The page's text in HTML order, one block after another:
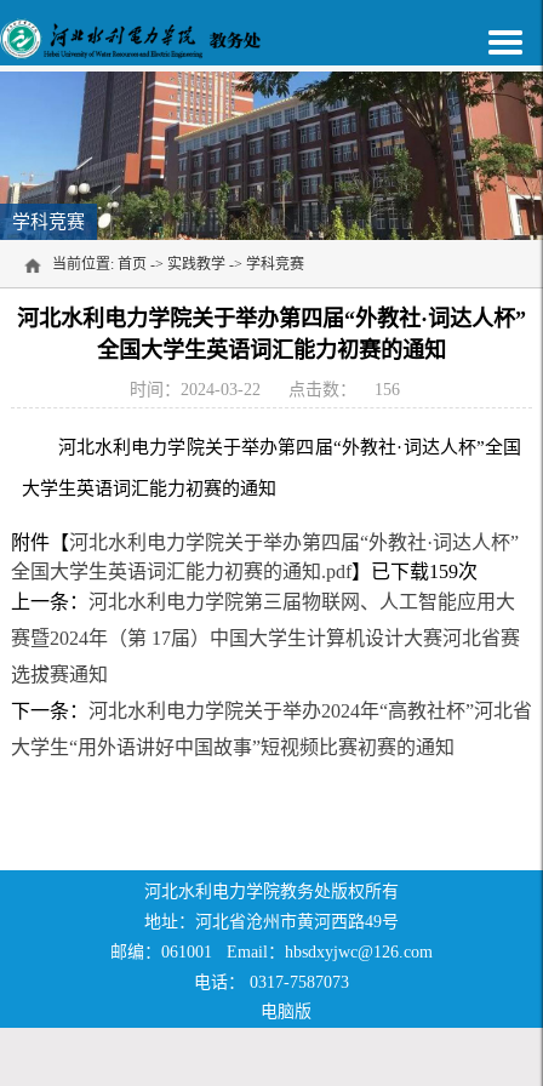
学科竞赛
当前位置: 首页 -> 实践教学 -> 学科竞赛
河北水利电力学院关于举办第四届“外教社·词达人杯”
全国大学生英语词汇能力初赛的通知
时间：2024-03-22 点击数： 156
河北水利电力学院关于举办第四届“外教社·词达人杯”全国
大学生英语词汇能力初赛的通知
附件【河北水利电力学院关于举办第四届“外教社·词达人杯”
全国大学生英语词汇能力初赛的通知.pdf】已下载159次
上一条： 河北水利电力学院第三届物联网、人工智能应用大
赛暨2024年（第 17届）中国大学生计算机设计大赛河北省赛
选拔赛通知
下一条： 河北水利电力学院关于举办2024年“高教社杯”河北省
大学生“用外语讲好中国故事”短视频比赛初赛的通知
河北水利电力学院教务处版权所有
地址：河北省沧州市黄河西路49号
邮编：061001 Email：hbsdxyjwc@126.com
电话： 0317-7587073
电脑版